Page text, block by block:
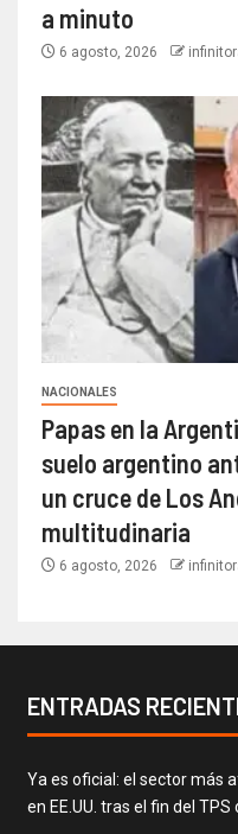
a minuto
6 agosto, 2026
NACIONALES
Papas en la
suelo argentino
un cruce de Los
multitudinaria
6 agosto, 2026
ENTRADAS
Ya es oficial: el sector más
en EE.UU. tras el fin del